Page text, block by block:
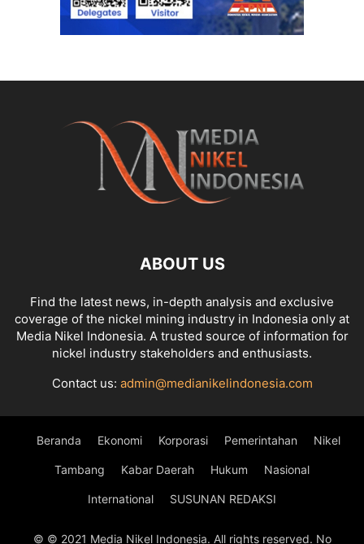
ABOUT US
Find the latest news, in-depth analysis and exclusive
coverage of the nickel mining industry in Indonesia only at
Media Nikel Indonesia. A trusted source of information for
nickel industry stakeholders and enthusiasts.
Contact us: admin@medianikelindonesia.com
Beranda Ekonomi Korporasi Pemerintahan Nikel
Tambang Kabar Daerah Hukum Nasional
International SUSUNAN REDAKSI
© © 2021 Media Nikel Indonesia. All rights reserved. No